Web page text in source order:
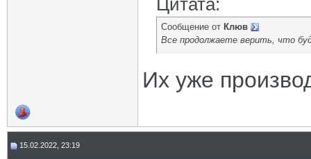
Цитата:
Сообщение от Клюв
Все продолжаете верить, что
Их уже
15.02.2022, 23:19